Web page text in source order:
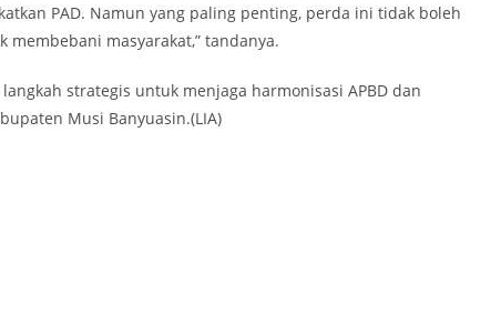
PAD. Namun yang paling penting, perda ini tidak boleh
masyarakat,” tandanya.
strategis untuk menjaga harmonisasi APBD dan
Musi Banyuasin.(LIA)